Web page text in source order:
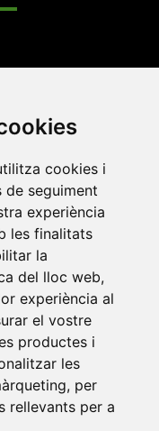
cookies i
seguiment
experiència
les finalitats
la
del lloc web,
experiència al
el vostre
productes i
les
, per
rellevants per a
d'Alacant
Autònoma de
•Universitat
de Girona •
• Universitat
Jaume I
Miguel Hernández
•Universitat
Politècnica de
de València